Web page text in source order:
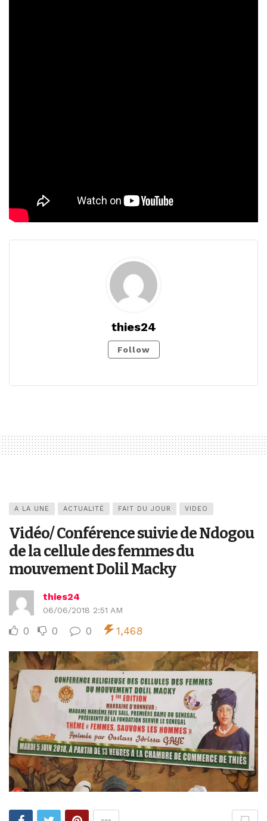
thies24
Follow
A LA UNE ACTUALITÉ FAIT DU JOUR VIDEO
Vidéo/ Conférence suivie de Ndogou
de la cellule des femmes du
mouvement Dolil Macky
thies24
06/06/2018 2:51 AM
0 0 0 1,468